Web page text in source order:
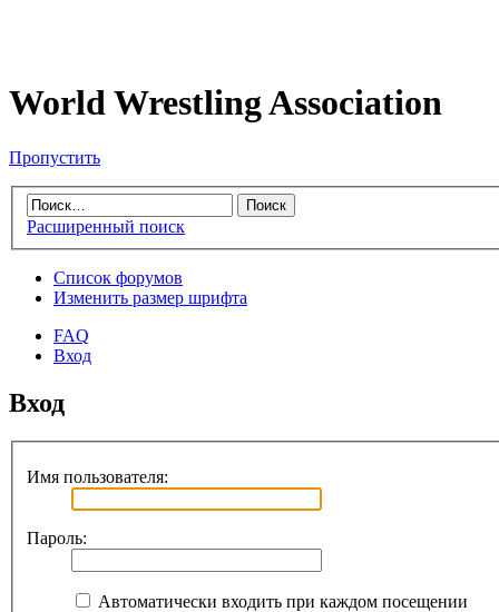
World Wrestling Association
Пропустить
Расширенный поиск
Список форумов
Изменить размер шрифта
FAQ
Вход
Вход
Имя пользователя:
Пароль:
Автоматически входить при каждом посещении